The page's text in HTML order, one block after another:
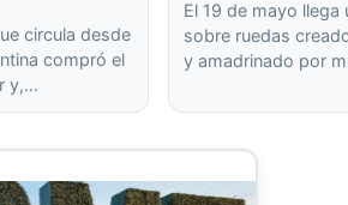
circula desde
compró el
y,…
El 19 de mayo llega
sobre ruedas
y amadrinado por